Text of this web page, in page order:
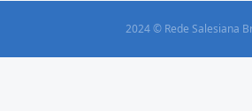
2024 © Rede Salesiana